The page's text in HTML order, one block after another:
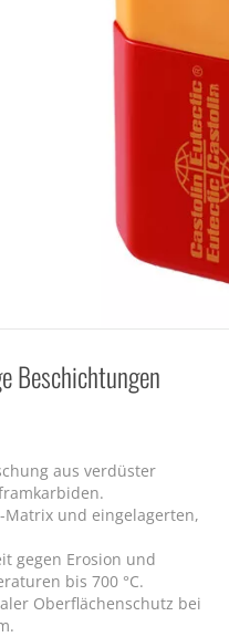
Beschichtungen
aus verdüster
Matrix und eingelagerten,
gegen Erosion und
bis 700 °C.
Oberflächenschutz bei